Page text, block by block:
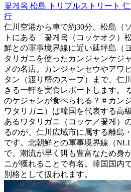
꽃게옥 松島 トリプルストリート
行
仁川空港から車で約30分、松島（
トにある「꽃게옥（コッケオク）
鮮との軍事境界線に近い延坪島（
タリガニを使ったカンジャンケジ
メの名店。カンジャンセウやアワ
タン（渡り蟹のスープ）まで、仁
きる一軒を実食レポートします。
のケジャンが食べられる？ # カン
ワタリガニ）は韓国を代表する高
あるワタリガニ（コッケ／꽃게）
るのが、仁川広域市に属する離島
です。北朝鮮との軍事境界線（
で、潮流が早く餌も豊富なため身
ニが獲れることで有名。韓国国内
別格として扱われます。